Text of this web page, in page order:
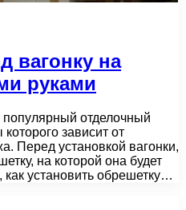
вагонку на
руками
отделочный
зависит от
Перед установкой вагонки,
на которой она будет
установить обрешетку…